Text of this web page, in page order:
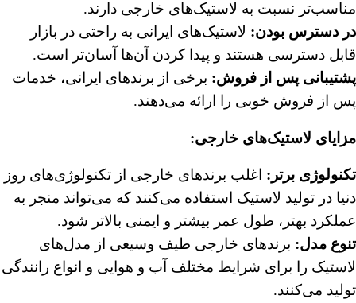
مناسب‌تر نسبت به لاستیک‌های خارجی دارند.
در دسترس بودن: لاستیک‌های ایرانی به راحتی در بازار
قابل دسترسی هستند و پیدا کردن آن‌ها آسان‌تر است.
پشتیبانی پس از فروش: برخی از برندهای ایرانی، خدمات
پس از فروش خوبی را ارائه می‌دهند.
مزایای لاستیک‌های خارجی:
تکنولوژی برتر: اغلب برندهای خارجی از تکنولوژی‌های روز
دنیا در تولید لاستیک استفاده می‌کنند که می‌تواند منجر به
عملکرد بهتر، طول عمر بیشتر و ایمنی بالاتر شود.
تنوع مدل: برندهای خارجی طیف وسیعی از مدل‌های
لاستیک را برای شرایط مختلف آب و هوایی و انواع رانندگی
تولید می‌کنند.